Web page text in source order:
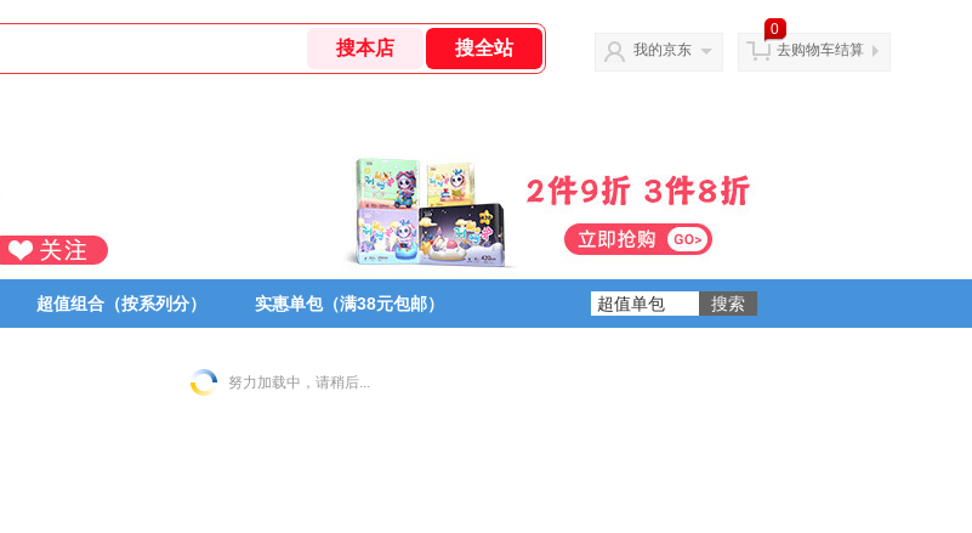
我的京东
0
去购物车结算
超值组合（按系列分） 实惠单包（满38元包邮）
努力加载中，请稍后...